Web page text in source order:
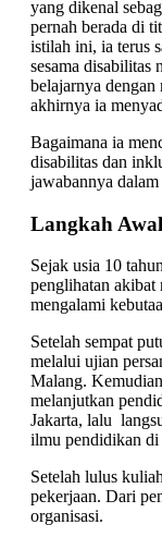
yang dikenal
pernah berada di
istilah ini, ia terus
sesama disabilitas
belajarnya
akhirnya ia
Bagaimana ia
disabilitas dan
jawabannya
Langkah
Sejak usia 10
penglihatan
mengalami
Setelah sempat
melalui ujian
Malang.
melanjutkan
Jakarta, lalu
ilmu pendidikan di
Setelah lulus
pekerjaan. Dari
organisasi.